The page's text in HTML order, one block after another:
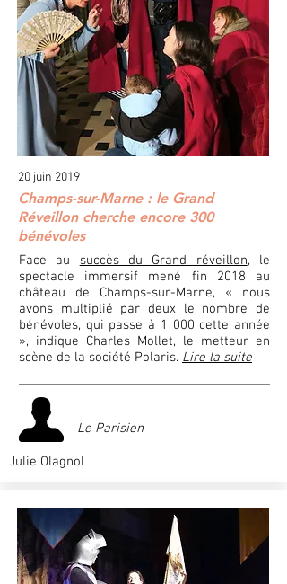
20 juin 2019
Champs-sur-Marne : le Grand
Réveillon cherche encore 300
bénévoles
Face au succès du Grand réveillon, le
spectacle immersif mené fin 2018 au
château de Champs-sur-Marne, « nous
avons multiplié par deux le nombre de
bénévoles, qui passe à 1 000 cette année
», indique Charles Mollet, le metteur en
scène de la société Polaris. Lire la suite
Le Parisien
Julie Olagnol